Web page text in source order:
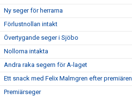
Ny seger för herrarna
Förlustnollan intakt
Övertygande seger i Sjöbo
Nollorna intakta
Andra raka segern för A-laget
Ett snack med Felix Malmgren efter premiären
Premiärseger